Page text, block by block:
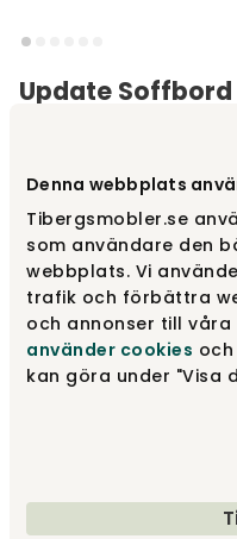
Denna webbplats
Tibergsmobler.se
som användare den
webbplats. Vi
trafik och förbättra
och annonser till våra
använder cookies
kan göra under "Visa
Update Soffbord
Välj storlek140x40cm
140x40cm
160x40cm
8 495 kr